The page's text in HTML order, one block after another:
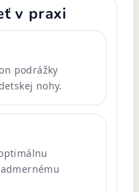
v praxi
podrážky
nohy.